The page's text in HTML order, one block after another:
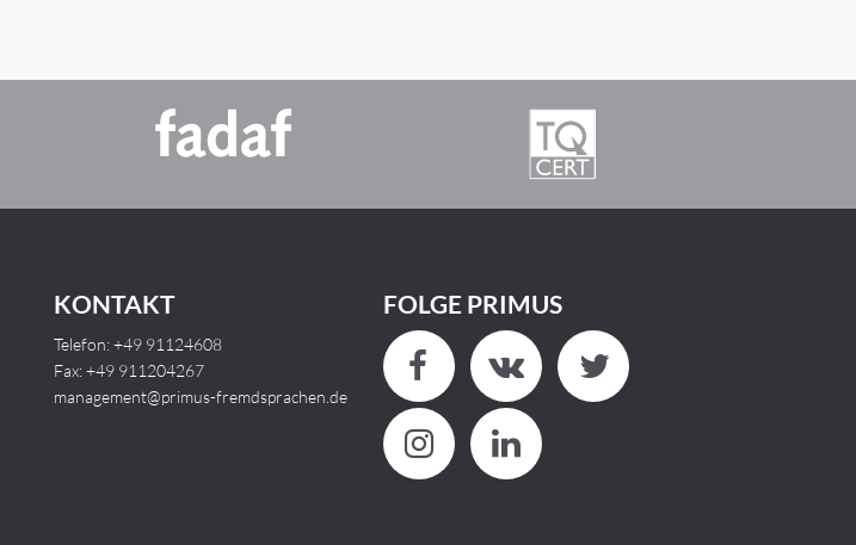
KONTAKT
Telefon: +49 91124608
Fax: +49 911204267
management@primus-fremdsprachen.de
FOLGE PRIMUS